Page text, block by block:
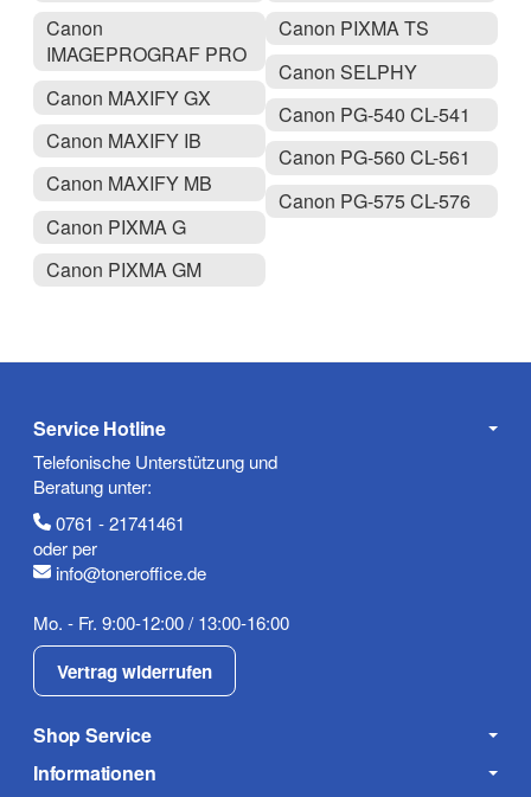
Canon
IMAGEPROGRAF PRO
Canon MAXIFY GX
Canon MAXIFY IB
Canon MAXIFY MB
Canon PIXMA G
Canon PIXMA GM
Canon PIXMA TS
Canon SELPHY
Canon PG-540 CL-541
Canon PG-560 CL-561
Canon PG-575 CL-576
Service Hotline
Telefonische Unterstützung und
Beratung unter:
0761 - 21741461
oder per
info@toneroffice.de
Mo. - Fr. 9:00-12:00 / 13:00-16:00
Vertrag widerrufen
Shop Service
Informationen